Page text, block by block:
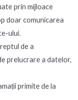
prin mijloace
doar comunicarea
ului.
de a
prelucrare a datelor,
primite de la